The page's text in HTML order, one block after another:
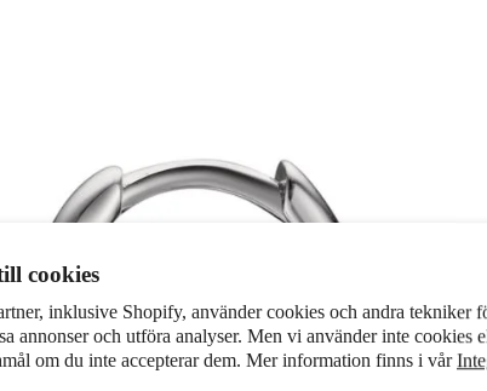
cookies
inklusive Shopify, använder cookies och andra tekniker
annonser och utföra analyser. Men vi använder inte cookies
om du inte accepterar dem. Mer information finns i vår